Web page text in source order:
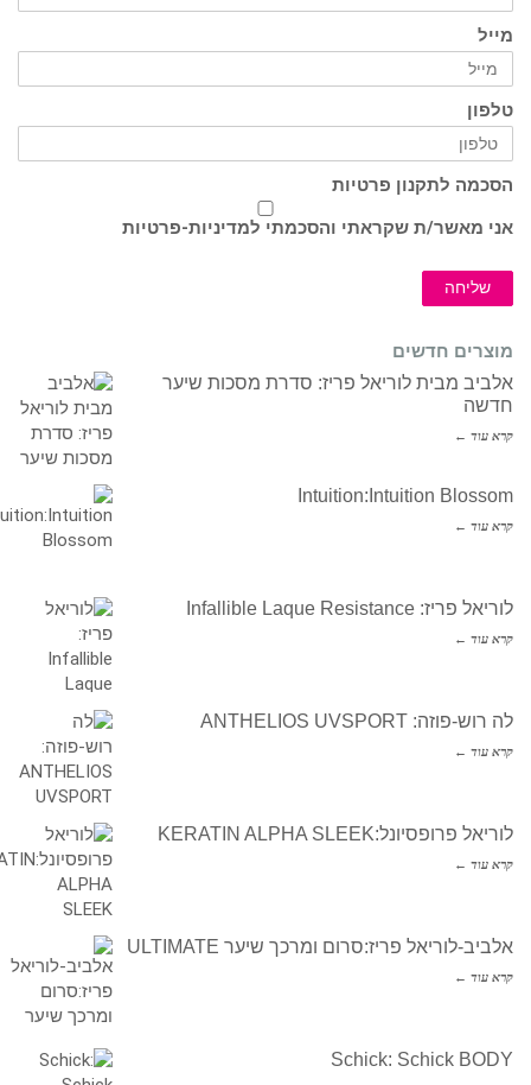
מייל
טלפון
הסכמה לתקנון פרטיות
אני מאשר/ת שקראתי והסכמתי למדיניות-פרטיות
שליחה
מוצרים חדשים
אלביב מבית לוריאל פריז: סדרת מסכות שיער
חדשה
קרא עוד ←
Intuition:Intuition Blossom
קרא עוד ←
לוריאל פריז: Infallible Laque Resistance
קרא עוד ←
לה רוש-פוזה: ANTHELIOS UVSPORT
קרא עוד ←
לוריאל פרופסיונל:KERATIN ALPHA SLEEK
קרא עוד ←
אלביב-לוריאל פריז:סרום ומרכך שיער ULTIMATE
קרא עוד ←
Schick: Schick BODY